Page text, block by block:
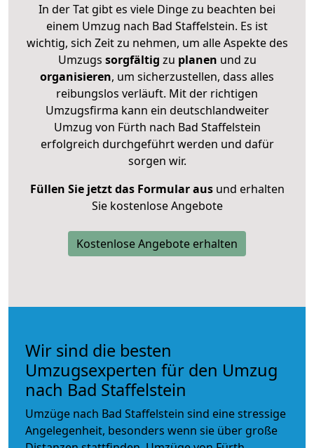
In der Tat gibt es viele Dinge zu beachten bei
einem Umzug nach Bad Staffelstein. Es ist
wichtig, sich Zeit zu nehmen, um alle Aspekte des
Umzugs sorgfältig zu planen und zu
organisieren, um sicherzustellen, dass alles
reibungslos verläuft. Mit der richtigen
Umzugsfirma kann ein deutschlandweiter
Umzug von Fürth nach Bad Staffelstein
erfolgreich durchgeführt werden und dafür
sorgen wir.
Füllen Sie jetzt das Formular ausund erhalten
Sie kostenlose Angebote
Kostenlose Angebote erhalten
Wir sind die besten
Umzugsexperten für den Umzug
nach Bad Staffelstein
Umzüge nach Bad Staffelstein sind eine stressige
Angelegenheit, besonders wenn sie über große